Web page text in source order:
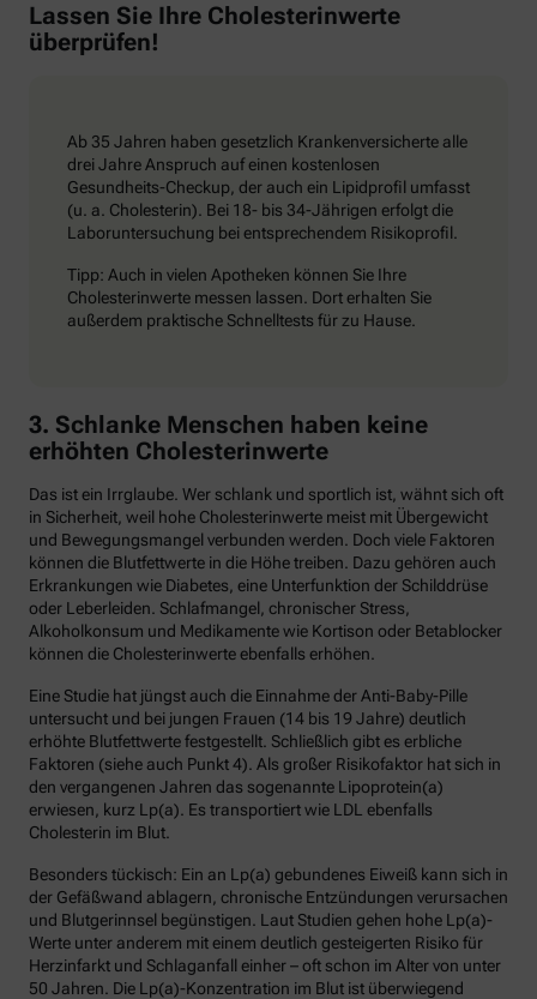
Lassen Sie Ihre Cholesterinwerte
überprüfen!
Ab 35 Jahren haben gesetzlich Krankenversicherte alle
drei Jahre Anspruch auf einen kostenlosen
Gesundheits-Checkup, der auch ein Lipidprofil umfasst
(u. a. Cholesterin). Bei 18- bis 34-Jährigen erfolgt die
Laboruntersuchung bei entsprechendem Risikoprofil.
Tipp: Auch in vielen Apotheken können Sie Ihre
Cholesterinwerte messen lassen. Dort erhalten Sie
außerdem praktische Schnelltests für zu Hause.
3. Schlanke Menschen haben keine
erhöhten Cholesterinwerte
Das ist ein Irrglaube. Wer schlank und sportlich ist, wähnt sich oft
in Sicherheit, weil hohe Cholesterinwerte meist mit Übergewicht
und Bewegungsmangel verbunden werden. Doch viele Faktoren
können die Blutfettwerte in die Höhe treiben. Dazu gehören auch
Erkrankungen wie Diabetes, eine Unterfunktion der Schilddrüse
oder Leberleiden. Schlafmangel, chronischer Stress,
Alkoholkonsum und Medikamente wie Kortison oder Betablocker
können die Cholesterinwerte ebenfalls erhöhen.
Eine Studie hat jüngst auch die Einnahme der Anti-Baby-Pille
untersucht und bei jungen Frauen (14 bis 19 Jahre) deutlich
erhöhte Blutfettwerte festgestellt. Schließlich gibt es erbliche
Faktoren (siehe auch Punkt 4). Als großer Risikofaktor hat sich in
den vergangenen Jahren das sogenannte Lipoprotein(a)
erwiesen, kurz Lp(a). Es transportiert wie LDL ebenfalls
Cholesterin im Blut.
Besonders tückisch: Ein an Lp(a) gebundenes Eiweiß kann sich in
der Gefäßwand ablagern, chronische Entzündungen verursachen
und Blutgerinnsel begünstigen. Laut Studien gehen hohe Lp(a)-
Werte unter anderem mit einem deutlich gesteigerten Risiko für
Herzinfarkt und Schlaganfall einher – oft schon im Alter von unter
50 Jahren. Die Lp(a)-Konzentration im Blut ist überwiegend